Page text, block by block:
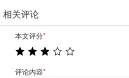
相关评论
本文评分*
评论内容*